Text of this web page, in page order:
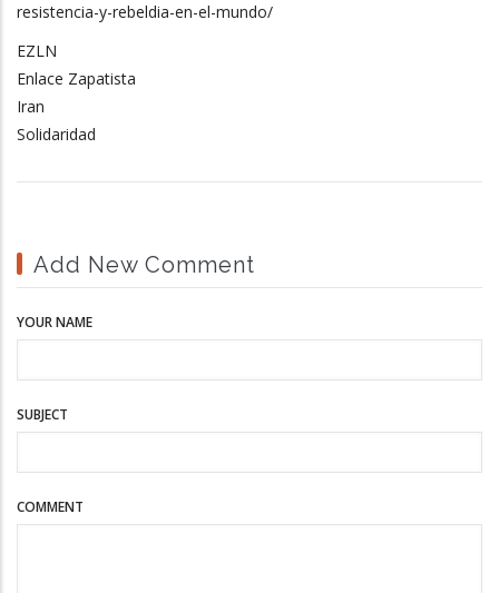
resistencia-y-rebeldia-en-el-mundo/
EZLN
Enlace Zapatista
Iran
Solidaridad
Add New Comment
YOUR NAME
SUBJECT
COMMENT